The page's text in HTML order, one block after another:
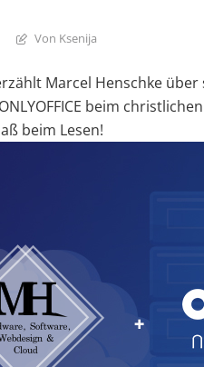
Von Ksenija
Marcel Henschke
beim
beim Lesen!